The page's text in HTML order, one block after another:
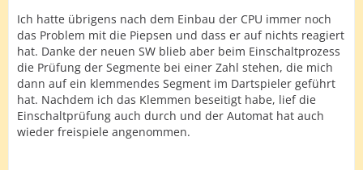
Ich hatte übrigens nach dem Einbau der CPU immer noch
das Problem mit die Piepsen und dass er auf nichts reagiert
hat. Danke der neuen SW blieb aber beim Einschaltprozess
die Prüfung der Segmente bei einer Zahl stehen, die mich
dann auf ein klemmendes Segment im Dartspieler geführt
hat. Nachdem ich das Klemmen beseitigt habe, lief die
Einschaltprüfung auch durch und der Automat hat auch
wieder freispiele angenommen.